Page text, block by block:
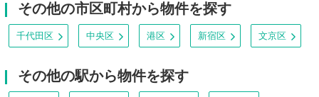
その他の市区町村から物件を探す
千代田区 中央区 港区 新宿区 文京区
その他の駅から物件を探す